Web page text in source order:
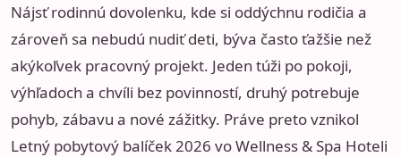
Nájsť rodinnú dovolenku, kde si oddýchnu rodičia a
zároveň sa nebudú nudiť deti, býva často ťažšie než
akýkoľvek pracovný projekt. Jeden túži po pokoji,
výhľadoch a chvíli bez povinností, druhý potrebuje
pohyb, zábavu a nové zážitky. Práve preto vznikol
Letný pobytový balíček 2026 vo Wellness & Spa Hoteli